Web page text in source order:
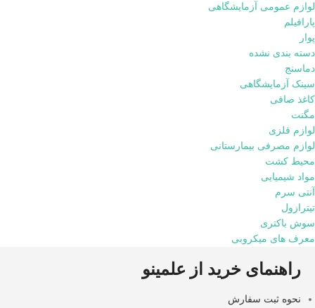
لوازم عمومی آزمایشگاهی
پارافیلم
پوار
دسته بندی نشده
دماسنج
سینک آزمایشگاهی
کاغذ صافی
مگنت
لوازم فلزی
لوازم مصرفی بیمارستانی
محیط کشت
مواد شیمیایی
آنتی سرم
تیترازول
سوش باکتری
معرف های میکروبی
راهنمای خرید از علمینو
نحوه ثبت سفارش